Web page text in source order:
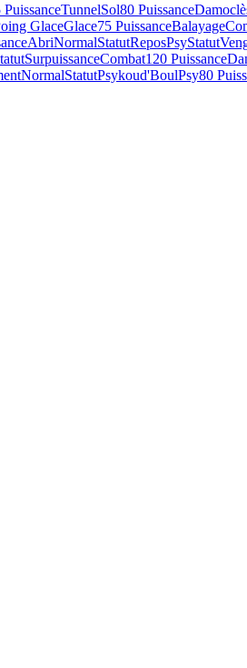
PuissanceTunnelSol80 Puissance
GlaceGlace75 PuissanceBalayage
AbriNormalStatutReposPsyStatut
SurpuissanceCombat120 Puissance
NormalStatutPsykoud'BoulPsy80